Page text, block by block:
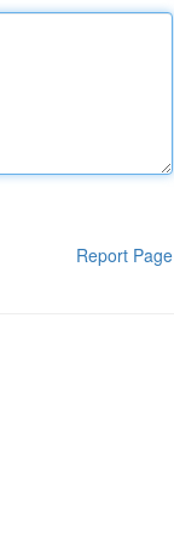
Report Page